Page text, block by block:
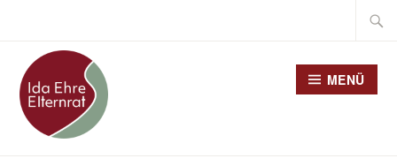
springen
Suche
MENÜ